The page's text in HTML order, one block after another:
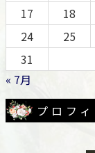
17
18
24
25
31
« 7月
プロフ